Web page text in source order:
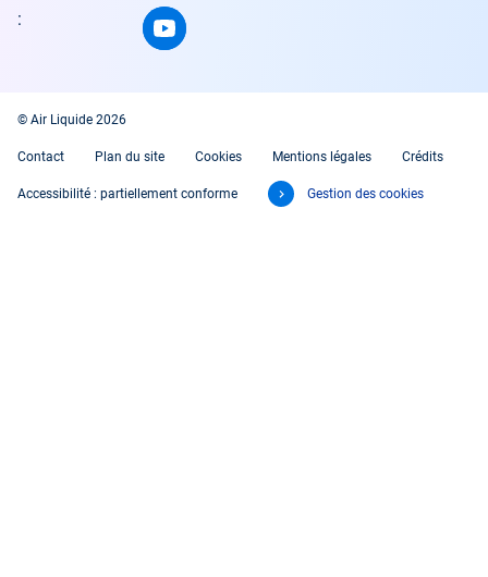
:
© Air Liquide 2026
Contact Plan du site Cookies Mentions légales Crédits
Accessibilité : partiellement conforme Gestion des cookies